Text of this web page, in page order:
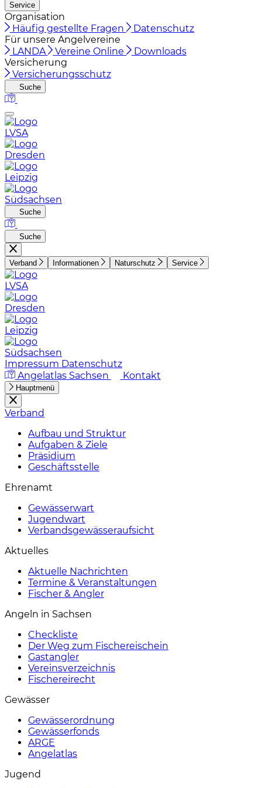
Service
Organisation
Häufig gestellte Fragen
Datenschutz
Für unsere Angelvereine
LANDA
Vereine Online Downloads
Versicherung
Versicherungsschutz
Suche
LVSA
Dresden
Leipzig
Südsachsen
Suche
Suche
Verband Informationen Naturschutz Service
LVSA
Dresden
Leipzig
Südsachsen
Impressum Datenschutz
Angelatlas Sachsen
Kontakt
Hauptmenü
Verband
Aufbau und Struktur
Aufgaben & Ziele
Präsidium
Geschäftsstelle
Ehrenamt
Gewässerwart
Jugendwart
Verbandsgewässeraufsicht
Aktuelles
Aktuelle Nachrichten
Termine & Veranstaltungen
Fischer & Angler
Angeln in Sachsen
Checkliste
Der Weg zum Fischereischein
Gastangler
Vereinsverzeichnis
Fischereirecht
Gewässer
Gewässerordnung
Gewässerfonds
ARGE
Angelatlas
Jugend